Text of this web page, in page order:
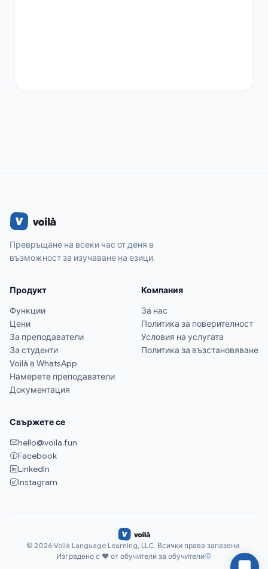
Превръщане на всеки час от деня в
възможност за изучаване на езици.
Продукт
Функции
Цени
За преподаватели
За студенти
Voilà в WhatsApp
Намерете преподаватели
Документация
Компания
За нас
Политика за поверителност
Условия на услугата
Политика за възстановяване
Свържете се
hello@voila.fun
Facebook
LinkedIn
Instagram
© 2026 Voilà Language Learning, LLC. Всички права запазени.
Изградено с ♥ от обучители за обучители